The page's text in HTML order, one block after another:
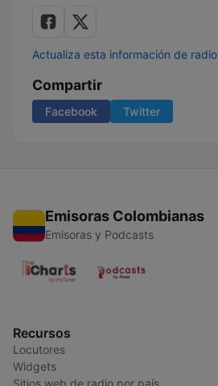
Actualiza esta información de radio
Compartir
Facebook Twitter
Emisoras Colombianas
Emisoras y Podcasts
Recursos
Locutores
Widgets
Sitios web de radio por país